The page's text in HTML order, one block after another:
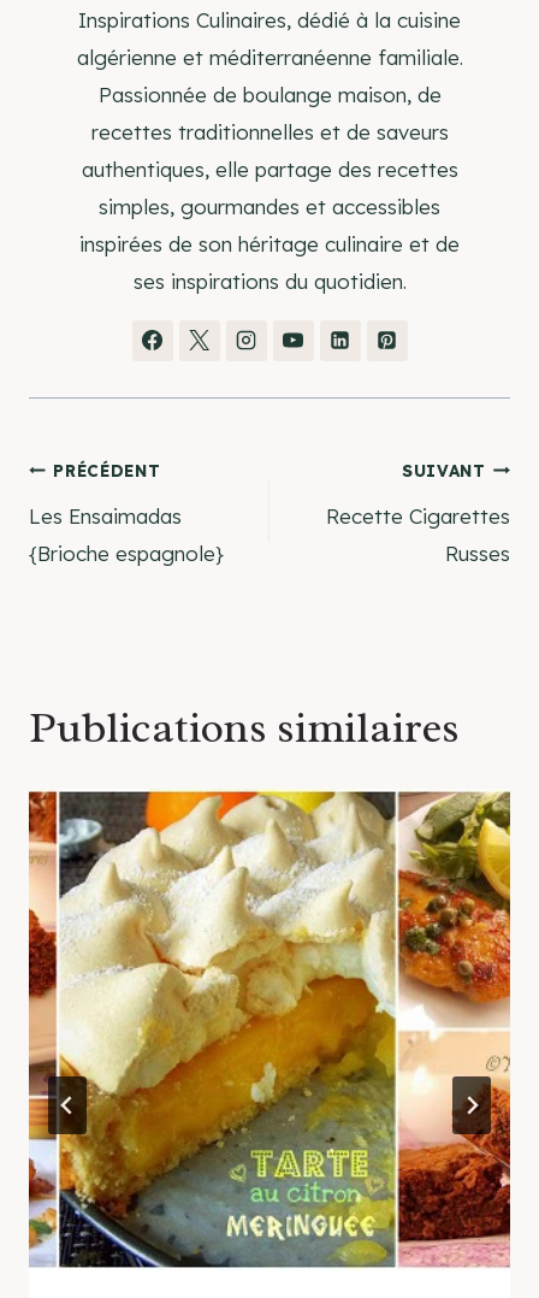
Inspirations Culinaires, dédié à la cuisine
algérienne et méditerranéenne familiale.
Passionnée de boulange maison, de
recettes traditionnelles et de saveurs
authentiques, elle partage des recettes
simples, gourmandes et accessibles
inspirées de son héritage culinaire et de
ses inspirations du quotidien.
Navigation
de
PRÉCÉDENT
Les Ensaimadas
{Brioche espagnole}
SUIVANT
Recette Cigarettes
Russes
Publications similaires